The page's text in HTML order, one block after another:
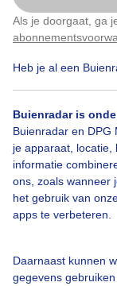
Als je doorgaat, ga
Heb je al een
Buienradar is
Buienradar en DPG
je apparaat,
informatie
ons, zoals wanneer
het gebruik van
apps te verbeteren.
Daarnaast kunnen
gegevens
Zon
Bekijk slideshow